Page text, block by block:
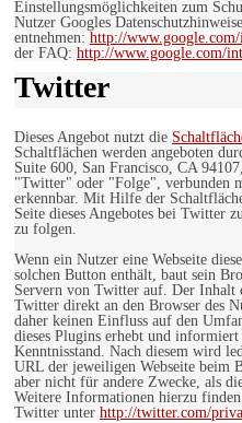
Einstellungsmöglichkeiten zum
Nutzer Googles
entnehmen: http://
der FAQ: http://www.google.com/
Twitter
Dieses Angebot nutzt die
Schaltflächen werden angeboten
Suite 600, San Francisco, CA
"Twitter" oder "Folge", verbunden
erkennbar. Mit Hilfe der
Seite dieses Angebotes bei Twitter
zu folgen.
Wenn ein Nutzer eine Webseite
solchen Button enthält, baut sein
Servern von Twitter auf. Der
Twitter direkt an den Browser des
daher keinen Einfluss auf den
dieses Plugins erhebt und
Kenntnisstand. Nach diesem wird
URL der jeweiligen Webseite beim
aber nicht für andere Zwecke, als
Weitere Informationen hierzu
Twitter unter http://twitter.com/